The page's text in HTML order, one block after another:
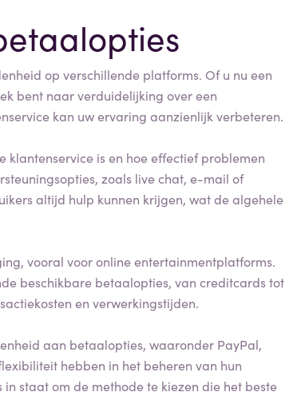
op verschillende platforms. Of u nu een
bent naar verduidelijking over een
kan uw ervaring aanzienlijk verbeteren.
is en hoe effectief problemen
zoals live chat, e-mail of
altijd hulp kunnen krijgen, wat de algehele
vooral voor online entertainmentplatforms.
beschikbare betaalopties, van creditcards tot
en verwerkingstijden.
aan betaalopties, waaronder PayPal,
hebben in het beheren van hun
staat om de methode te kiezen die het beste